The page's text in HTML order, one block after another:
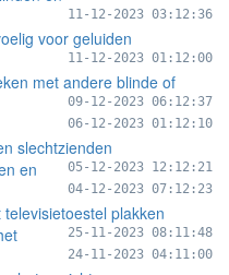
11-12-2023 03:12:36
voor geluiden
11-12-2023 01:12:00
met andere blinde of
09-12-2023 06:12:37
06-12-2023 01:12:10
slechtzienden
05-12-2023 12:12:21
en
04-12-2023 07:12:23
plakken
25-11-2023 08:11:48
24-11-2023 04:11:00